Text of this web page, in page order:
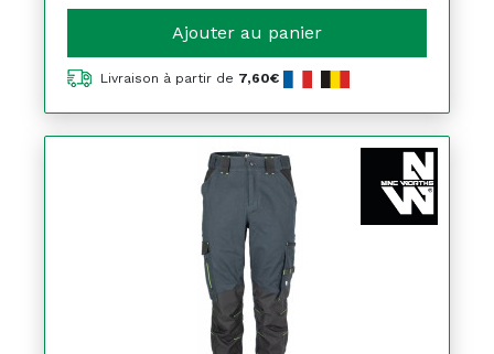
Ajouter au panier
Livraison à partir de 7,60€